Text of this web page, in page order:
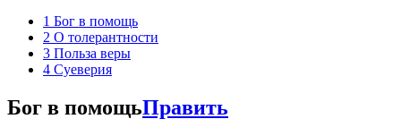
1 Бог в помощь
2 О толерантности
3 Польза веры
4 Суеверия
Бог в помощьПравить